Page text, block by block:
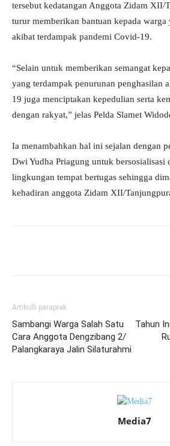
tersebut kedatangan Anggota Zidam XII/
turur memberikan bantuan kepada warga
akibat terdampak pandemi Covid-19.
“Selain untuk memberikan semangat
yang terdampak penurunan penghasilan
19 juga menciptakan kepedulian serta
dengan rakyat,” jelas Pelda Slamet
Ia menambahkan hal ini sejalan dengan
Dwi Yudha Priagung untuk bersosialisasi
lingkungan tempat bertugas sehingga
kehadiran anggota Zidam XII/
Artikulli paraprak
Sambangi Warga Salah Satu
Cara Anggota Dengzibang 2/
Palangkaraya Jalin Silaturahmi
Tahun
Media7